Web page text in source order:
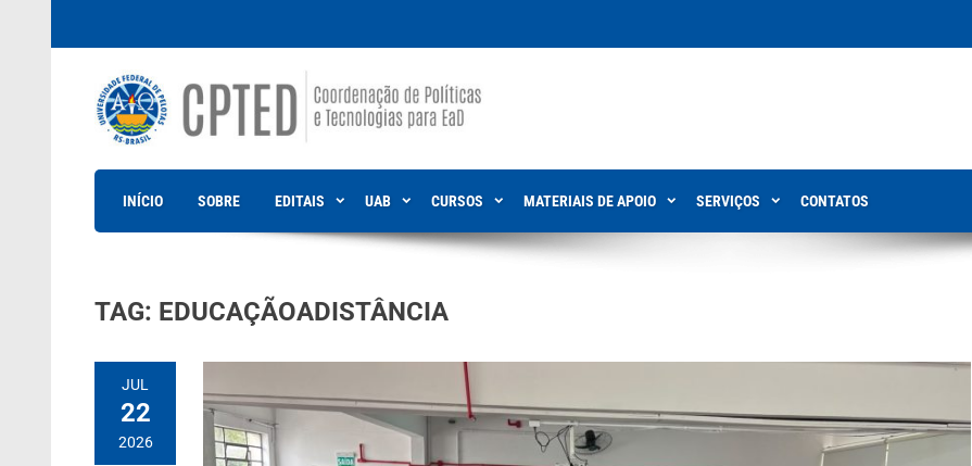
INÍCIO SOBRE EDITAIS UAB CURSOS MATERIAIS DE APOIO SERVIÇOS CONTATOS
TAG: EDUCAÇÃOADISTÂNCIA
JUL
22
2026